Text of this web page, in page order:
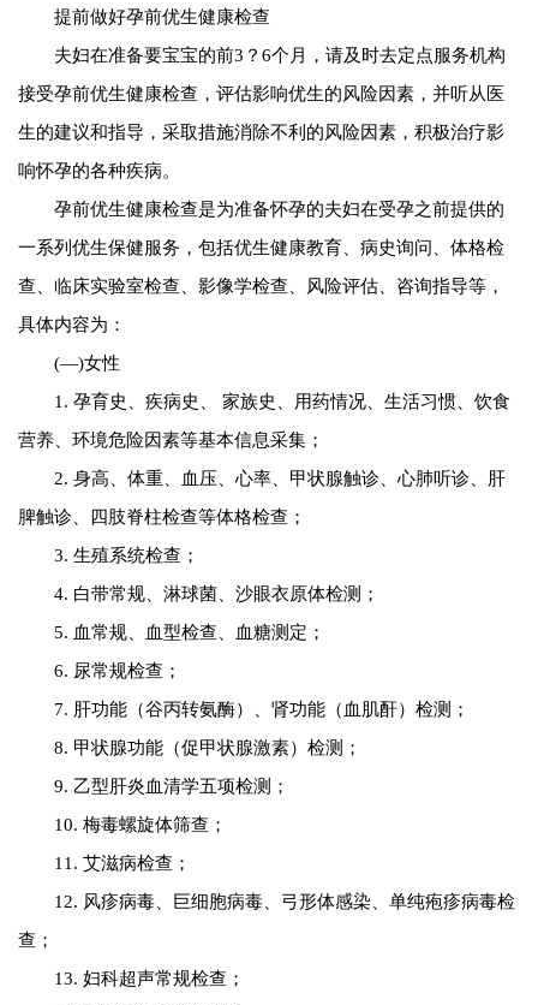
提前做好孕前优生健康检查
夫妇在准备要宝宝的前3？6个月，请及时去定点服务机构
接受孕前优生健康检查，评估影响优生的风险因素，并听从医
生的建议和指导，采取措施消除不利的风险因素，积极治疗影
响怀孕的各种疾病。
孕前优生健康检查是为准备怀孕的夫妇在受孕之前提供的
一系列优生保健服务，包括优生健康教育、病史询问、体格检
查、临床实验室检查、影像学检查、风险评估、咨询指导等，
具体内容为：
(—)女性
1. 孕育史、疾病史、 家族史、用药情况、生活习惯、饮食
营养、环境危险因素等基本信息采集；
2. 身高、体重、血压、心率、甲状腺触诊、心肺听诊、肝
脾触诊、四肢脊柱检查等体格检查；
3. 生殖系统检查；
4. 白带常规、淋球菌、沙眼衣原体检测；
5. 血常规、血型检查、血糖测定；
6. 尿常规检查；
7. 肝功能（谷丙转氨酶）、肾功能（血肌酐）检测；
8. 甲状腺功能（促甲状腺激素）检测；
9. 乙型肝炎血清学五项检测；
10. 梅毒螺旋体筛查；
11. 艾滋病检查；
12. 风疹病毒、巨细胞病毒、弓形体感染、单纯疱疹病毒检
查；
13. 妇科超声常规检查；